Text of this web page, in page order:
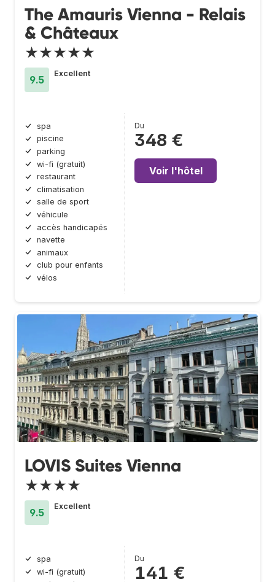
The Amauris Vienna - Relais
& Châteaux
★★★★★
9.5
Excellent
spa
piscine
parking
wi-fi (gratuit)
restaurant
climatisation
salle de sport
véhicule
accès handicapés
navette
animaux
club pour enfants
vélos
Du
348 €
Voir l'hôtel
LOVIS Suites Vienna
★★★★
9.5
Excellent
spa
wi-fi (gratuit)
Du
141 €